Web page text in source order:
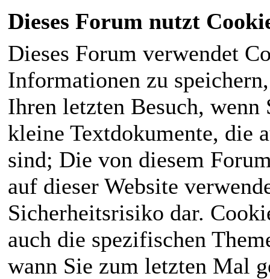
Dieses Forum nutzt
Dieses Forum verwendet
Informationen zu
Ihren letzten Besuch,
kleine Textdokumente, die
sind; Die von diesem
auf dieser Website
Sicherheitsrisiko dar.
auch die spezifischen
wann Sie zum letzten Mal